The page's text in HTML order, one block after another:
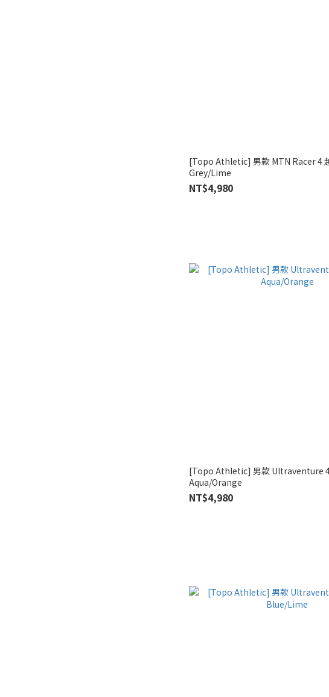
[Topo Athletic] 男款 MTN Racer 4
Grey/Lime
NT$4,980
[Topo Athletic] 男款 Ultraventure
Aqua/Orange
NT$4,980